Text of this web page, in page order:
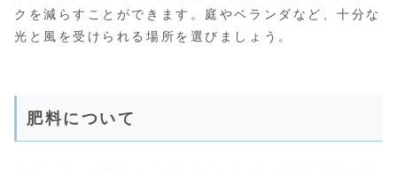
クを減らすことができます。庭やベランダなど、十分な
光と風を受けられる場所を選びましょう。
肥料について